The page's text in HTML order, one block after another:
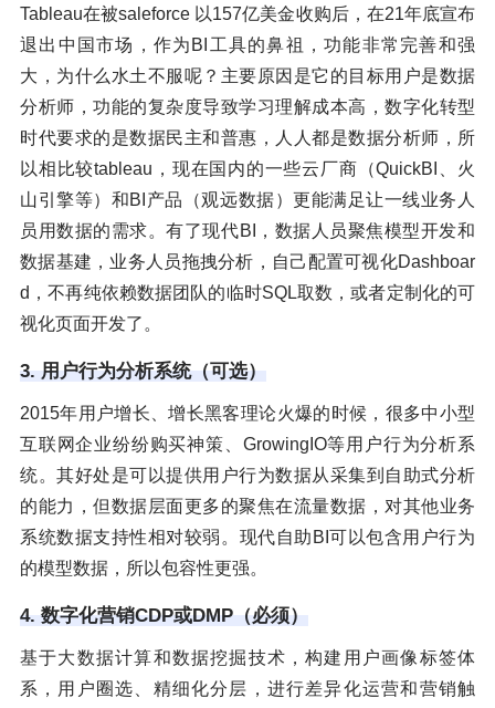
Tableau在被saleforce 以157亿美金收购后，在21年底宣布
退出中国市场，作为BI工具的鼻祖，功能非常完善和强
大，为什么水土不服呢？主要原因是它的目标用户是数据
分析师，功能的复杂度导致学习理解成本高，数字化转型
时代要求的是数据民主和普惠，人人都是数据分析师，所
以相比较tableau，现在国内的一些云厂商（QuickBI、火
山引擎等）和BI产品（观远数据）更能满足让一线业务人
员用数据的需求。有了现代BI，数据人员聚焦模型开发和
数据基建，业务人员拖拽分析，自己配置可视化Dashboar
d，不再纯依赖数据团队的临时SQL取数，或者定制化的可
视化页面开发了。
3. 用户行为分析系统（可选）
2015年用户增长、增长黑客理论火爆的时候，很多中小型
互联网企业纷纷购买神策、GrowingIO等用户行为分析系
统。其好处是可以提供用户行为数据从采集到自助式分析
的能力，但数据层面更多的聚焦在流量数据，对其他业务
系统数据支持性相对较弱。现代自助BI可以包含用户行为
的模型数据，所以包容性更强。
4. 数字化营销CDP或DMP（必须）
基于大数据计算和数据挖掘技术，构建用户画像标签体
系，用户圈选、精细化分层，进行差异化运营和营销触